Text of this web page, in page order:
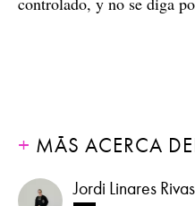
MÁS ACERCA
Jordi Linares Rivas